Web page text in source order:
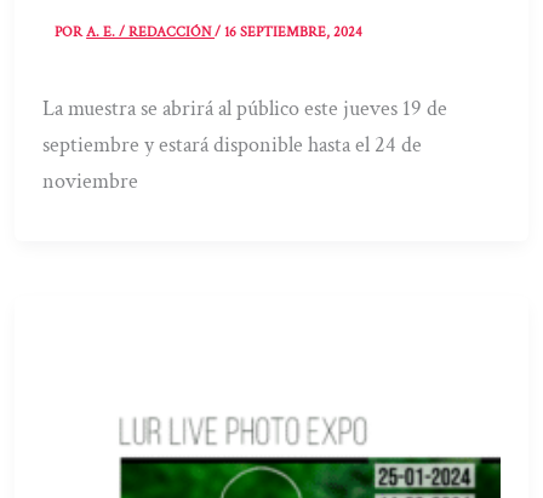
PORA. E. / REDACCIÓN/16 SEPTIEMBRE, 2024
La muestra se abrirá al público este jueves 19 de
septiembre y estará disponible hasta el 24 de
noviembre